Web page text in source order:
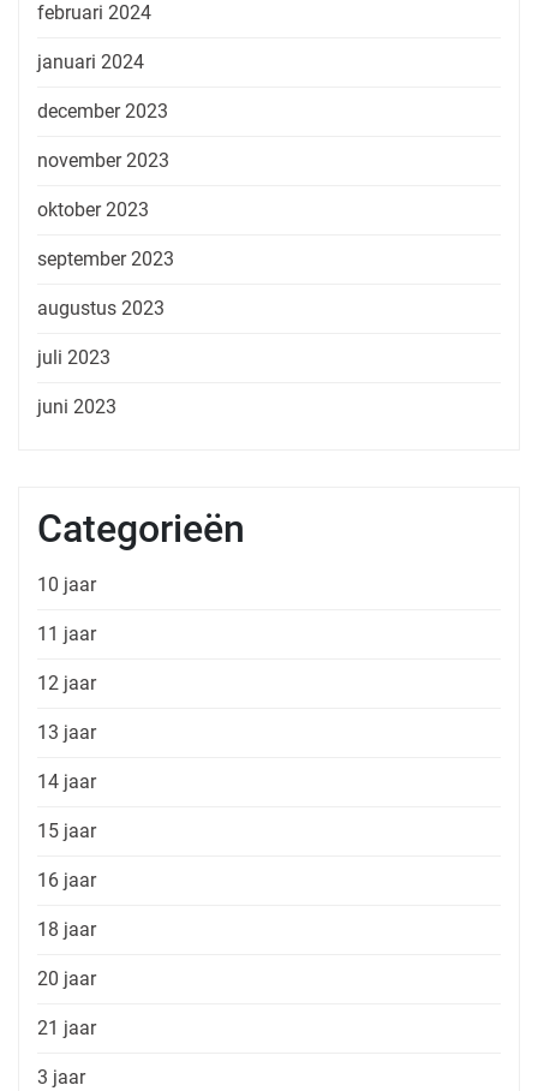
februari 2024
januari 2024
december 2023
november 2023
oktober 2023
september 2023
augustus 2023
juli 2023
juni 2023
Categorieën
10 jaar
11 jaar
12 jaar
13 jaar
14 jaar
15 jaar
16 jaar
18 jaar
20 jaar
21 jaar
3 jaar